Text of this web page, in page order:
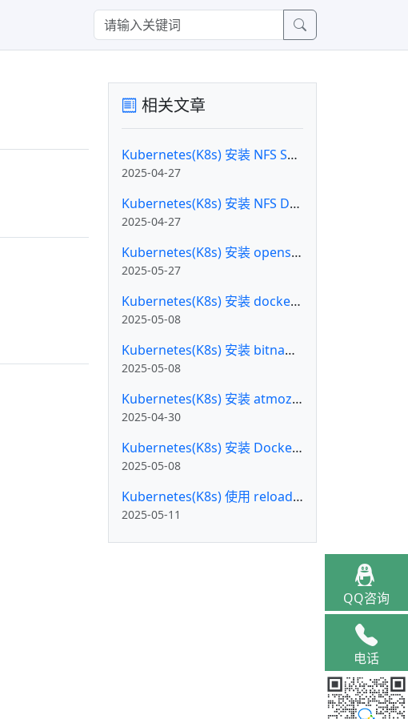
相关文章
Kubernetes(K8s) 安装 NFS Server
2025-04-27
Kubernetes(K8s) 安装 NFS Driver
2025-04-27
Kubernetes(K8s) 安装 openssh-server
2025-05-27
Kubernetes(K8s) 安装 docker-registry-browser
2025-05-08
Kubernetes(K8s) 安装 bitnami/kubectl 管理集群
2025-05-08
Kubernetes(K8s) 安装 atmoz/sftp 并允许 root 登录
2025-04-30
Kubernetes(K8s) 安装 Docker 私有镜像仓库 Docker Registry
2025-05-08
Kubernetes(K8s) 使用 reloader 实现配置热更新
2025-05-11
QQ咨询
电话